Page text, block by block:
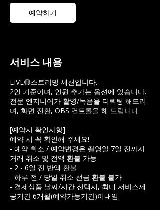
예약하기
서비스 내용
LIVE🔴스트리밍 세션입니다.
2인 기준이며, 인원 추가는 옵션에 있습니다.
전문 엔지니어가 촬영/녹음을 디렉팅 해드리
며, 화면 전환, OBS 컨트롤을 해 드립니다.
[예약시 확인사항]
예약 시 꼭 확인해 주세요!
- 예약 취소 / 예약변경은 촬영일 7일 전까지
거래 취소 및 전액 환불 가능
- 2 - 6일 전 반액 환불
- 하루 전 / 당일 취소 선금 환불 불가
- 결제상품 날짜/시간 선택시, 최대 서비스제
공기간 6개월(예약가능기간)이내임.